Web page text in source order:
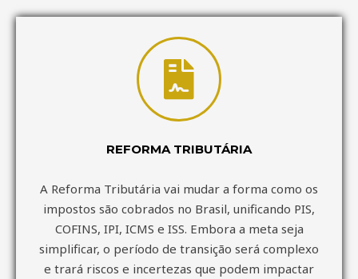
REFORMA TRIBUTÁRIA
A Reforma Tributária vai mudar a forma como os
impostos são cobrados no Brasil, unificando PIS,
COFINS, IPI, ICMS e ISS. Embora a meta seja
simplificar, o período de transição será complexo
e trará riscos e incertezas que podem impactar